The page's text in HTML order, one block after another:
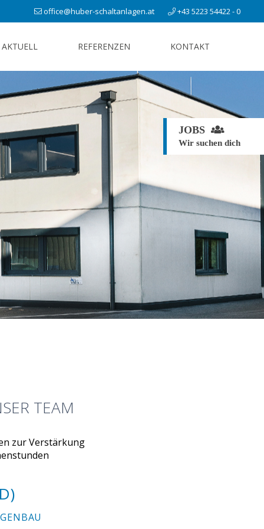
office@huber-schaltanlagen.at +43 5223 54422 - 0
AKTUELL REFERENZEN KONTAKT
JOBS
Wir suchen dich
TEAM
zur Verstärkung